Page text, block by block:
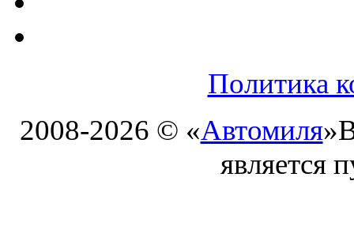
Политика
2008-2026 © «Автомиля»
является